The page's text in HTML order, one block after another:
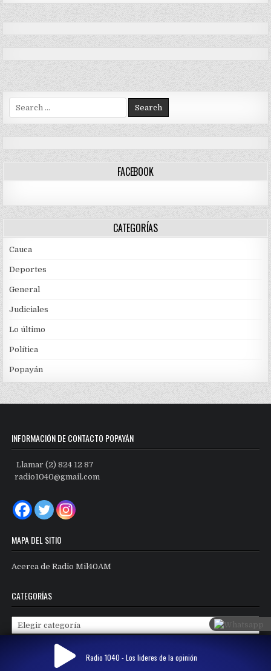
Search
for:
FACEBOOK
CATEGORÍAS
Cauca
Deportes
General
Judiciales
Lo último
Política
Popayán
INFORMACIÓN DE CONTACTO POPAYÁN
Llamar (2) 824 12 87
radio1040@gmail.com
MAPA DEL SITIO
Acerca de Radio Mil40AM
CATEGORÍAS
Categorías
Radio 1040 - Los lideres de la opinión